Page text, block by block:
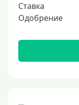
Ставка
Одобрение